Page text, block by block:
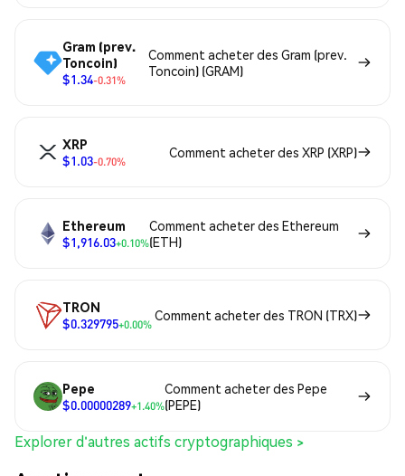
Gram (prev.
Toncoin)
$1.34-0.31%
Comment acheter des Gram (prev.
Toncoin) (GRAM)
XRP
$1.03-0.70%
Comment acheter des XRP (XRP)
Ethereum
$1,916.03+0.10%
Comment acheter des Ethereum
(ETH)
TRON
$0.329795+0.00%
Comment acheter des TRON (TRX)
Pepe
$0.00000289+1.40%
Comment acheter des Pepe
(PEPE)
Explorer d'autres actifs cryptographiques >